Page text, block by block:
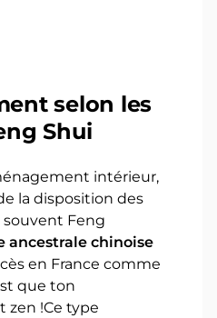
selon les
Shui
intérieur,
la disposition des
souvent Feng
ancestrale chinoise
en France comme
que ton
zen !Ce type